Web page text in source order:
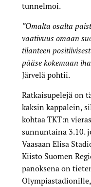
tunnelmoi.
”Omalta osalta
vaativuus omaan
tilanteen
pääse kokemaan
Järvelä pohtii.
Ratkaisupelejä on
kaksin kappalein,
kohtaa TKT:n
sunnuntaina 3.10.
Vaasaan Elisa
Kiisto Suomen
panoksena on